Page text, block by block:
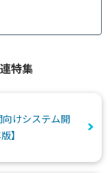
特集
けシステム開
】